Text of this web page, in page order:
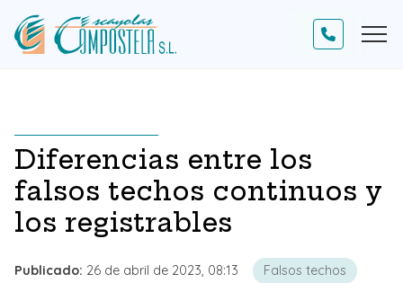
Diferencias entre los
falsos techos continuos y
los registrables
Publicado: 26 de abril de 2023, 08:13 Falsos techos